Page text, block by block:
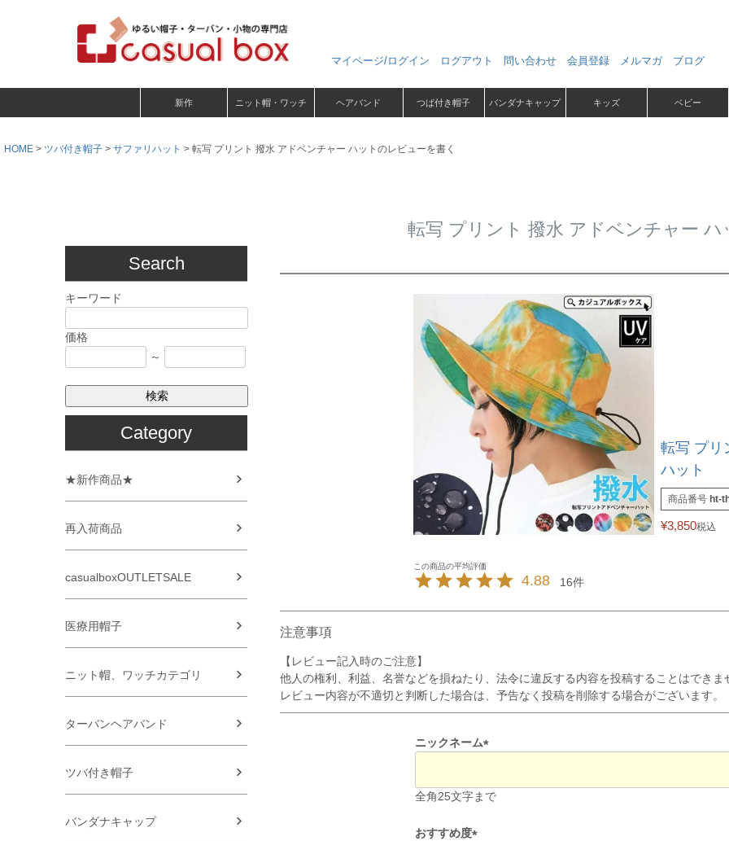
マイページ/ログイン ログアウト 問い合わせ 会員登録 メルマガ ブログ
新作 ニット帽・ワッチ ヘアバンド つば付き帽子 バンダナキャップ キッズ ベビー
HOME ツバ付き帽子 サファリハット 転写 プリント 撥水 アドベンチャー ハットのレビューを書く
Search
キーワード
価格
～
検索
Category
★新作商品★
再入荷商品
casualboxOUTLETSALE
医療用帽子
ニット帽、ワッチカテゴリ
ターバンヘアバンド
ツバ付き帽子
バンダナキャップ
転写 プリント 撥水 アドベンチャー
転写 プリ
ハット
商品番号 ht-
¥3,850税込
4.88 16
注意事項
【レビュー記入時のご注意】
他人の権利、利益、名誉などを損ねたり、法令に違反する内容を投稿することはでき
レビュー内容が不適切と判断した場合は、予告なく投稿を削除する場合がございます。
ニックネーム
須
全角25文字まで
おすすめ度